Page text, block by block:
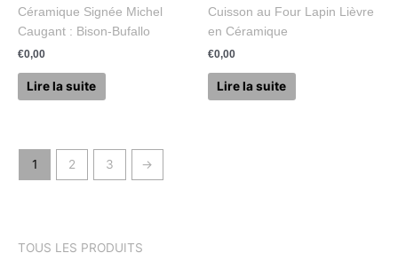
Céramique Signée Michel
Caugant : Bison-Bufallo
€0,00
Lire la suite
Cuisson au Four Lapin Lièvre
en Céramique
€0,00
Lire la suite
1 2 3 →
TOUS LES PRODUITS